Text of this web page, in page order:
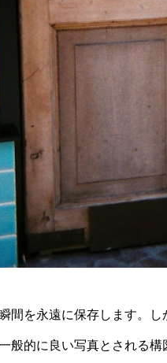
を永遠に保存します。
般的に良い写真とされる